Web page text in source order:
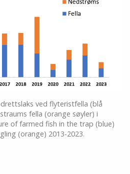
ved flyteristfella (blå
fella (orange søyler) i
of farmed fish in the trap (blue)
(orange) 2013-2023.